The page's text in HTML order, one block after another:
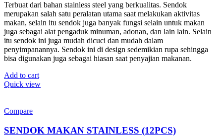
Terbuat dari bahan stainless steel yang berkualitas. Sendok
merupakan salah satu peralatan utama saat melakukan aktivitas
makan, selain itu sendok juga banyak fungsi selain untuk makan
juga sebagai alat pengaduk minuman, adonan, dan lain lain. Selain
itu sendok ini juga mudah dicuci dan mudah dalam
penyimpanannya. Sendok ini di design sedemikian rupa sehingga
bisa digunakan juga sebagai hiasan saat penyajian makanan.
Add to cart
Quick view
Compare
SENDOK MAKAN STAINLESS (12PCS)